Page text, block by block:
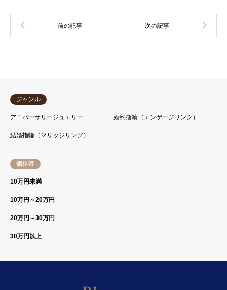
ジャンル
アニバーサリージュエリー 婚約指輪（エンゲージリング）
結婚指輪（マリッジリング）
価格帯
10万円未満
10万円～20万円
20万円～30万円
30万円以上